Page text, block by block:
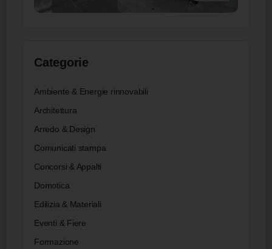
Categorie
Ambiente & Energie rinnovabili
Architettura
Arredo & Design
Comunicati stampa
Concorsi & Appalti
Domotica
Edilizia & Materiali
Eventi & Fiere
Formazione